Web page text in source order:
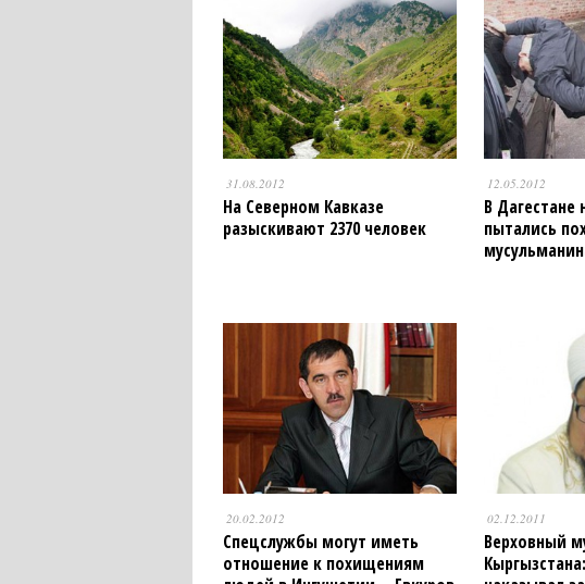
31.08.2012
На Северном Кавказе
разыскивают 2370 человек
12.05.2012
В Дагестане
пытались
20.02.2012
Спецслужбы могут иметь
отношение к похищениям
02.12.2011
Верховный